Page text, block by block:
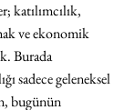
katılımcılık,
ve ekonomik
Burada
sadece geleneksel
bugünün